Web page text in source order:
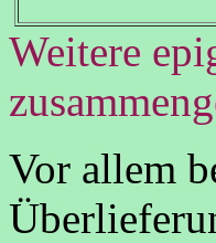
Weitere
Vor allem